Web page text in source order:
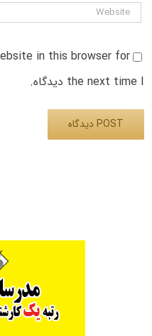
in this browser for
the next time I دیدگاه.